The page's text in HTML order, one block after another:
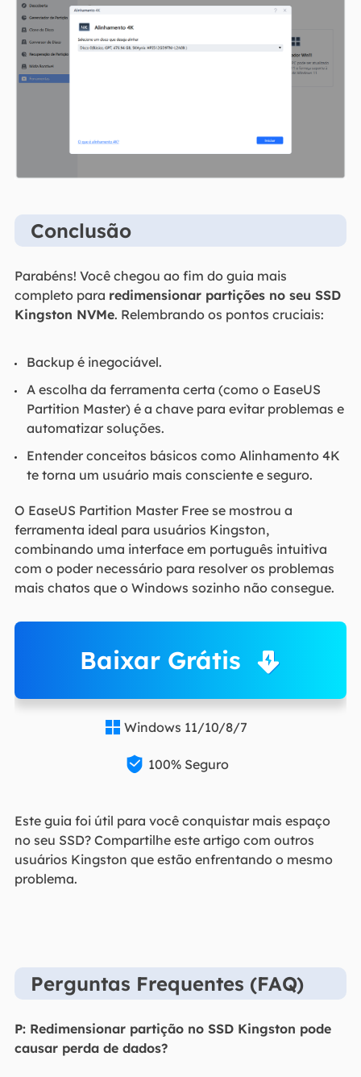
Conclusão
Parabéns! Você chegou ao fim do guia mais
completo para redimensionar partições no seu SSD
Kingston NVMe. Relembrando os pontos cruciais:
Backup é inegociável.
A escolha da ferramenta certa (como o EaseUS
Partition Master) é a chave para evitar problemas e
automatizar soluções.
Entender conceitos básicos como Alinhamento 4K
te torna um usuário mais consciente e seguro.
O EaseUS Partition Master Free se mostrou a
ferramenta ideal para usuários Kingston,
combinando uma interface em português intuitiva
com o poder necessário para resolver os problemas
mais chatos que o Windows sozinho não consegue.
Baixar Grátis
 Windows 11/10/8/7
 100% Seguro
Este guia foi útil para você conquistar mais espaço
no seu SSD? Compartilhe este artigo com outros
usuários Kingston que estão enfrentando o mesmo
problema.
Perguntas Frequentes (FAQ)
P: Redimensionar partição no SSD Kingston pode
causar perda de dados?